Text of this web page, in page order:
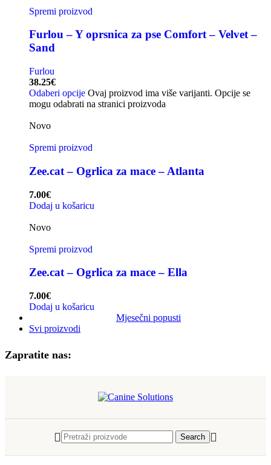
Spremi proizvod
Furlou – Y oprsnica za pse Comfort – Velvet –
Sand
Furlou
38.25€
Odaberi opcije Ovaj proizvod ima više varijanti. Opcije se
mogu odabrati na stranici proizvoda
Novo
Spremi proizvod
Zee.cat – Ogrlica za mace – Atlanta
7.00€
Dodaj u košaricu
Novo
Spremi proizvod
Zee.cat – Ogrlica za mace – Ella
7.00€
Dodaj u košaricu
Mjesečni popusti
Svi proizvodi
Zapratite nas:
Search